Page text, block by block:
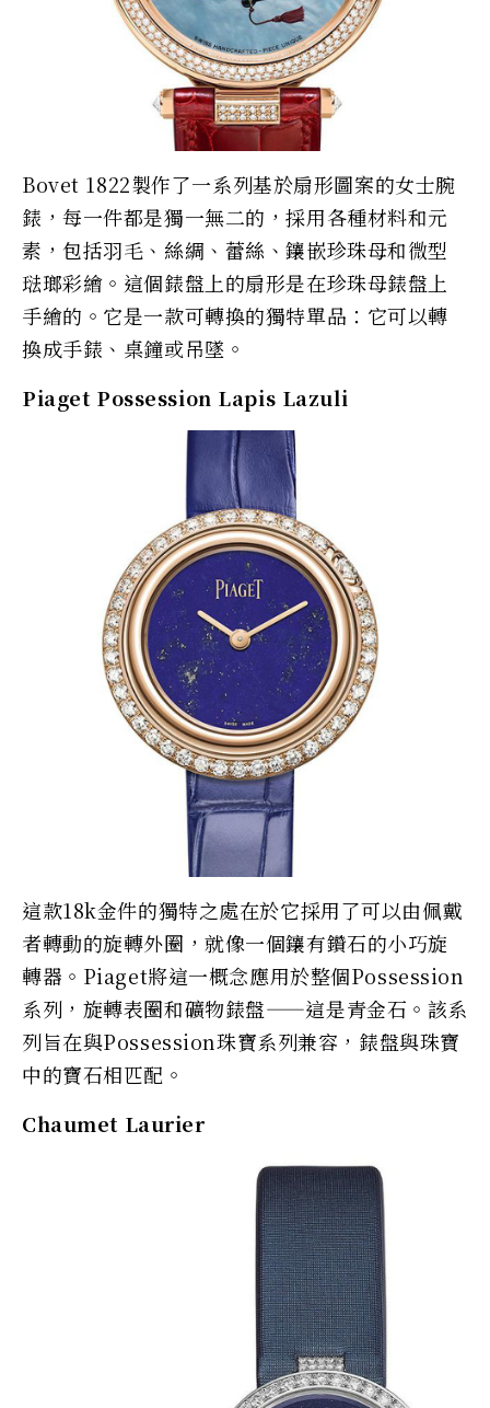
Bovet 1822製作了一系列基於扇形圖案的女士腕
錶，每一件都是獨一無二的，採用各種材料和元
素，包括羽毛、絲綢、蕾絲、鑲嵌珍珠母和微型
琺瑯彩繪。這個錶盤上的扇形是在珍珠母錶盤上
手繪的。它是一款可轉換的獨特單品：它可以轉
換成手錶、桌鐘或吊墜。
Piaget Possession Lapis Lazuli
這款18k金件的獨特之處在於它採用了可以由佩戴
者轉動的旋轉外圈，就像一個鑲有鑽石的小巧旋
轉器。Piaget將這一概念應用於整個Possession
系列，旋轉表圈和礦物錶盤——這是青金石。該系
列旨在與Possession珠寶系列兼容，錶盤與珠寶
中的寶石相匹配。
Chaumet Laurier